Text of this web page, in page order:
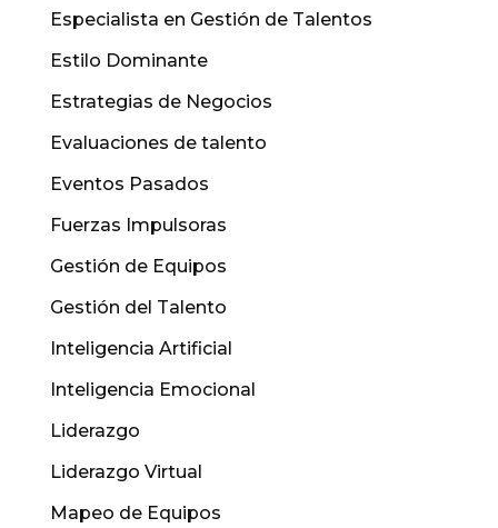
Especialista en Gestión de Talentos
Estilo Dominante
Estrategias de Negocios
Evaluaciones de talento
Eventos Pasados
Fuerzas Impulsoras
Gestión de Equipos
Gestión del Talento
Inteligencia Artificial
Inteligencia Emocional
Liderazgo
Liderazgo Virtual
Mapeo de Equipos